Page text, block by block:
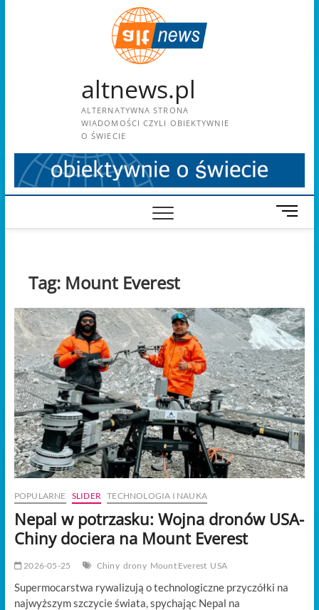
altnews.pl
ALTERNATYWNA STRONA
WIADOMOŚCI CZYLI OBIEKTYWNIE
O ŚWIECIE
M
e
t
o
n
Tag: Mount Everest
POPULARNE SLIDER TECHNOLOGIA I NAUKA
Nepal w potrzasku: Wojna dronów USA-
Chiny dociera na Mount Everest
2026-05-25 Chiny drony Mount Everest USA
Supermocarstwa rywalizują o technologiczne przyczółki na
najwyższym szczycie świata, spychając Nepal na